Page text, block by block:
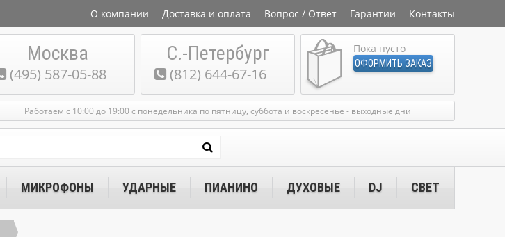
О компании Доставка и оплата Вопрос / Ответ Гарантии Контакты
Москва
(495) 587-05-88
С.-Петербург
(812) 644-67-16
Пока пусто
ОФОРМИТЬ ЗАКАЗ
Работаем с 10:00 до 19:00 с понедельника по пятницу, суббота и воскресенье - выходные дни
МИКРОФОНЫ УДАРНЫЕ ПИАНИНО ДУХОВЫЕ DJ СВЕТ